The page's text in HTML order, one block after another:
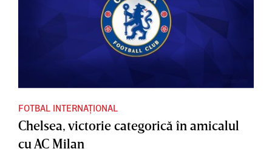
FOTBAL INTERNAȚIONAL
Chelsea, victorie categorică în amicalul
cu AC Milan